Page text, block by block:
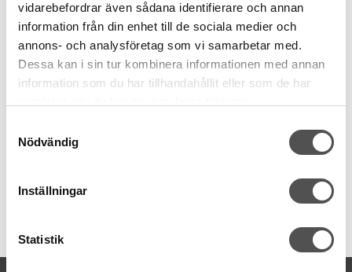
vidarebefordrar även sådana identifierare och annan
information från din enhet till de sociala medier och
annons- och analysföretag som vi samarbetar med.
Dessa kan i sin tur kombinera informationen med annan
information som du har tillhandahållit eller som de har
Nödvändig
Inställningar
Statistik
Hanseline
Symaskinsolja 1 liter
Harts- och syrafri olja
KÖP